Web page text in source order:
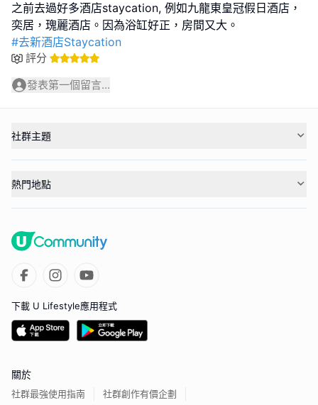
之前去過好多酒店staycation, 例如九龍東皇冠假日酒店，
#去新酒店Staycation
評分
發表第一個留言...
社群主題
熱門地點
下載 U Lifestyle應用程式
關於
社群最強使用指南 社群創作有價企劃